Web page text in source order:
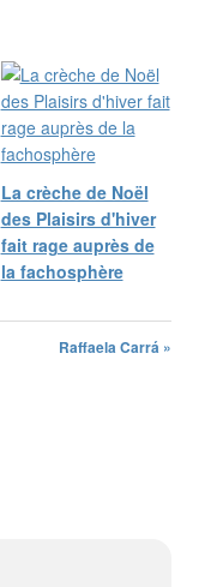
s
La crèche de Noël
des Plaisirs d'hiver
fait rage auprès de
la fachosphère
Raffaela Carrá »